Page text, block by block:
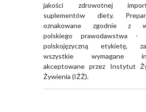
jakości zdrowotnej
suplementów diety.
oznakowane zgodnie z
polskiego prawodawstwa -
polskojęzyczną etykietę,
wszystkie wymagane
akceptowane przez Instytut
Żywienia (IŻŻ).